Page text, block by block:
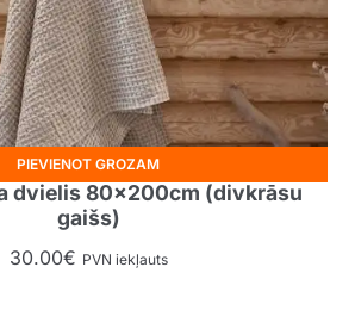
dvielis 80x200cm (divkrāsu
gaišs)
30.00€ PVN iekļauts
PIEVIENOT GROZAM